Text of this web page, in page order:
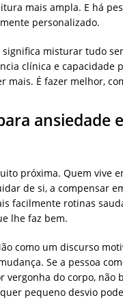
mais ampla. E há
personalizado.
misturar tudo
clínica e capacidade
mais. É fazer melhor,
ansiedade
próxima. Quem vive
de si, a compensar
facilmente rotinas
lhe faz bem.
como um discurso
Se a pessoa
vergonha do corpo, não
pequeno desvio